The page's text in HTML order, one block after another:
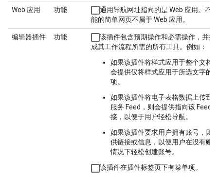
Web 应用 功能
通用导航网址指向的是 Web 应用。不
能的简单网页不属于 Web 应用。
编辑器插件 功能
该插件包含预期操作和必需操作，并提
成其工作流程所需的所有工具。例如：
如果该插件将样式应用于整个文档
会提供仅将样式应用于所选文字的
项。
如果该插件将电子表格数据上传到
服务 Feed，则会提供指向该 Feed
接，以便于用户轻松导航。
如果该插件要求用户拥有账号，则
供链接或信息，以便用户在没有账
情况下轻松创建账号。
该插件在插件标签页下有菜单项。